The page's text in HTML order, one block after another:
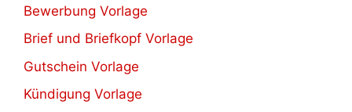
Bewerbung Vorlage
Brief und Briefkopf Vorlage
Gutschein Vorlage
Kündigung Vorlage